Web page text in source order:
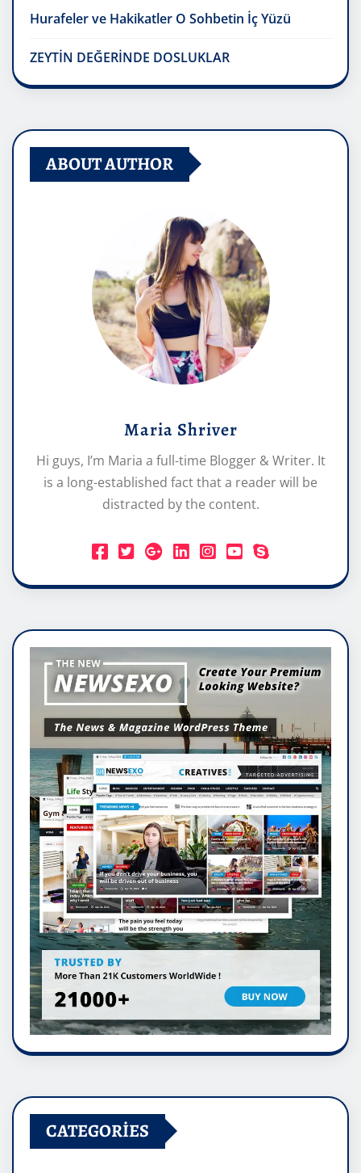
Hurafeler ve Hakikatler O Sohbetin İç Yüzü
ZEYTİN DEĞERİNDE DOSLUKLAR
ABOUT AUTHOR
Maria Shriver
Hi guys, I’m Maria a full-time Blogger & Writer. It
is a long-established fact that a reader will be
distracted by the content.
CATEGORIES